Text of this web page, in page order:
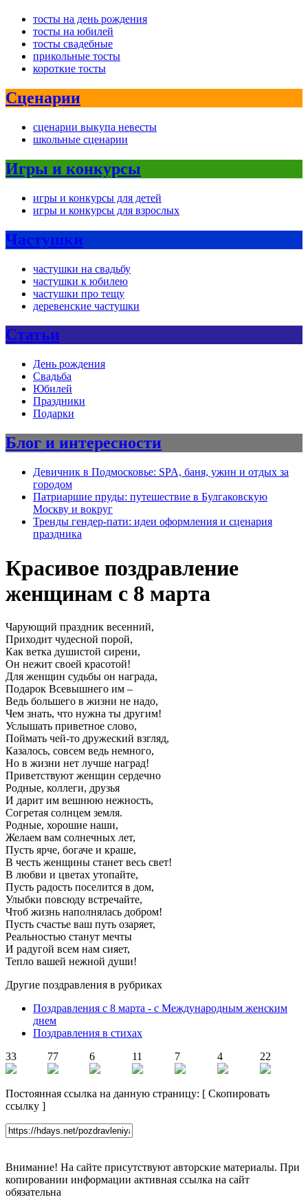
тосты на день рождения
тосты на юбилей
тосты свадебные
прикольные тосты
короткие тосты
Сценарии
сценарии выкупа невесты
школьные сценарии
Игры и конкурсы
игры и конкурсы для детей
игры и конкурсы для взрослых
Частушки
частушки на свадьбу
частушки к юбилею
частушки про тещу
деревенские частушки
Статьи
День рождения
Свадьба
Юбилей
Праздники
Подарки
Блог и интересности
Девичник в Подмосковье: SPA, баня, ужин и отдых за
городом
Патриаршие пруды: путешествие в Булгаковскую
Москву и вокруг
Тренды гендер-пати: идеи оформления и сценария
праздника
Красивое поздравление
женщинам с 8 марта
Чарующий праздник весенний,
Приходит чудесной порой,
Как ветка душистой сирени,
Он нежит своей красотой!
Для женщин судьбы он награда,
Подарок Всевышнего им –
Ведь большего в жизни не надо,
Чем знать, что нужна ты другим!
Услышать приветное слово,
Поймать чей-то дружеский взгляд,
Казалось, совсем ведь немного,
Но в жизни нет лучше наград!
Приветствуют женщин сердечно
Родные, коллеги, друзья
И дарит им вешнюю нежность,
Согретая солнцем земля.
Родные, хорошие наши,
Желаем вам солнечных лет,
Пусть ярче, богаче и краше,
В честь женщины станет весь свет!
В любви и цветах утопайте,
Пусть радость поселится в дом,
Улыбки повсюду встречайте,
Чтоб жизнь наполнялась добром!
Пусть счастье ваш путь озаряет,
Реальностью станут мечты
И радугой всем нам сияет,
Тепло вашей нежной души!
Другие поздравления в рубриках
Поздравления с 8 марта - с Международным женским
днем
Поздравления в стихах
33
77 6 11 7 4 22
Постоянная ссылка на данную страницу: [ Скопировать
ссылку ]
Внимание! На сайте присутствуют авторские материалы. При
копировании информации активная ссылка на сайт
обязательна